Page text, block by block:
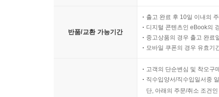
반품/교환 가능기간
출고 완료 후 10일 이내의
디지털 콘텐츠인 eBook의
중고상품의 경우 출고 완료
모바일 쿠폰의 경우 유효기
고객의 단순변심 및 착오구
직수입양서/직수입일서중
단, 아래의 주문/취소 조건